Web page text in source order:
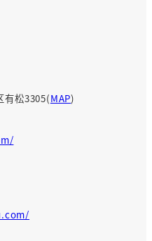
有松3305(MAP)